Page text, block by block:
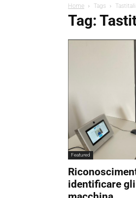
Home Tags
Tag:
Featured
identificare